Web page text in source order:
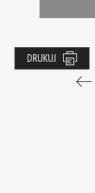
DRUKUJ